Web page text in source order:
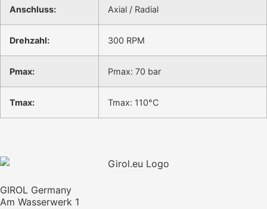
Anschluss: Axial / Radial
Drehzahl: 300 RPM
Pmax: Pmax: 70 bar
Tmax: Tmax: 110°C
GIROL Germany
Am Wasserwerk 1